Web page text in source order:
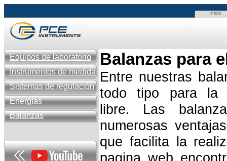
Inicio
Equipos de laboratorio
Instrumentos de medida
Sistemas de regulación
Energías
Balanzas
Balanzas para
Entre nuestras
todo tipo para
libre. Las
numerosas
que facilita la
pagina web